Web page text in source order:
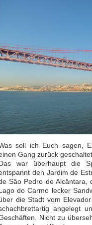
soll ich Euch sagen,
Gang zurück
war überhaupt die
den Jardim de
Sâo Pedro de Alcântara,
do Carmo lecker
die Stadt vom
angelegt
Nicht zu